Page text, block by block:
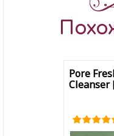
Pore
Cleanser